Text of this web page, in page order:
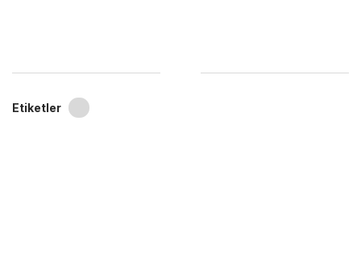
Etiketler